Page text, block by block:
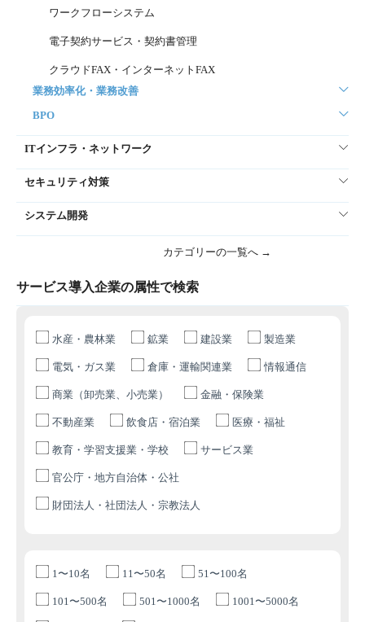
ワークフローシステム
電子契約サービス・契約書管理
クラウドFAX・インターネットFAX
業務効率化・業務改善
BPO
ITインフラ・ネットワーク
セキュリティ対策
システム開発
カテゴリーの一覧へ →
サービス導入企業の属性で検索
水産・農林業 鉱業 建設業 製造業
電気・ガス業 倉庫・運輸関連業 情報通信
商業（卸売業、小売業） 金融・保険業
不動産業 飲食店・宿泊業 医療・福祉
教育・学習支援業・学校 サービス業
官公庁・地方自治体・公社
財団法人・社団法人・宗教法人
1〜10名 11〜50名 51〜100名
101〜500名 501〜1000名 1001〜5000名